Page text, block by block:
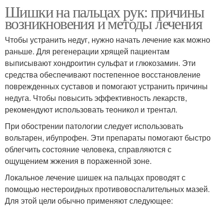
Шишки на пальцах рук: причины
возникновения и методы лечения
Чтобы устранить недуг, нужно начать лечение как можно
раньше. Для регенерации хрящей пациентам
выписывают хондроитин сульфат и глюкозамин. Эти
средства обеспечивают постепенное восстановление
поврежденных суставов и помогают устранить причины
недуга. Чтобы повысить эффективность лекарств,
рекомендуют использовать теоникол и трентал.
При обострении патологии следует использовать
вольтарен, ибупрофен. Эти препараты помогают быстро
облегчить состояние человека, справляются с
ощущением жжения в пораженной зоне.
Локальное лечение шишек на пальцах проводят с
помощью нестероидных противовоспалительных мазей.
Для этой цели обычно применяют следующее: